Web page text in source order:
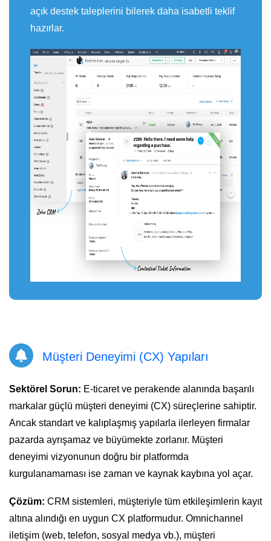
açık destek taleplerini bilerek daha isabetli teklif
hazırlar.
Müşteri Deneyimi (CX) Yapıları
Sektörel Sorun: E-ticaret ve perakende alanında başarılı
markalar güçlü müşteri deneyimi (CX) süreçlerine sahiptir.
Ancak standart ve kalıplaşmış yapılarla ilerleyen firmalar
pazarda ayrışamaz ve büyümekte zorlanır. Müşteri
deneyimi vizyonunun doğru bir platformda
kurgulanamaması ise zaman ve kaynak kaybına yol açar.
Çözüm: CRM sistemleri, müşteriyle tüm etkileşimlerin kayıt
altına alındığı en uygun CX platformudur. Omnichannel
iletişim (web, telefon, sosyal medya vb.), müşteri